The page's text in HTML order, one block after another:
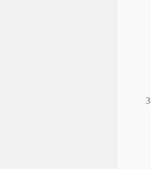
3、